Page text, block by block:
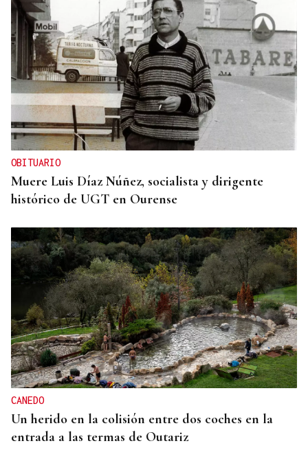
OBITUARIO
Muere Luis Díaz Núñez, socialista y dirigente
histórico de UGT en Ourense
CANEDO
Un herido en la colisión entre dos coches en la
entrada a las termas de Outariz